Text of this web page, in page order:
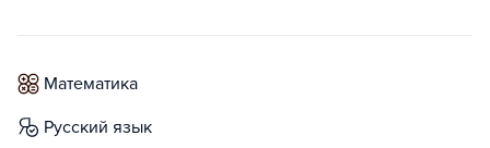
математика
русский язык